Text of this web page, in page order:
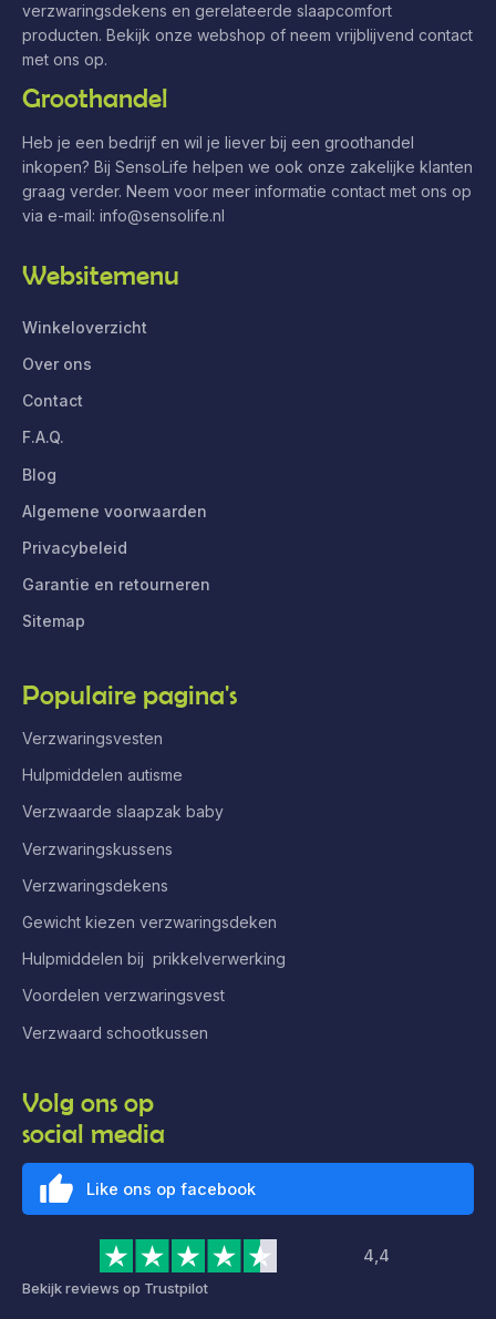
verzwaringsdekens en gerelateerde slaapcomfort
producten. Bekijk onze webshop of neem vrijblijvend contact
met ons op.
Groothandel
Heb je een bedrijf en wil je liever bij een groothandel
inkopen? Bij SensoLife helpen we ook onze zakelijke klanten
graag verder. Neem voor meer informatie contact met ons op
via e-mail: info@sensolife.nl
Websitemenu
Winkeloverzicht
Over ons
Contact
F.A.Q.
Blog
Algemene voorwaarden
Privacybeleid
Garantie en retourneren
Sitemap
Populaire pagina's
Verzwaringsvesten
Hulpmiddelen autisme
Verzwaarde slaapzak baby
Verzwaringskussens
Verzwaringsdekens
Gewicht kiezen verzwaringsdeken
Hulpmiddelen bij prikkelverwerking
Voordelen verzwaringsvest
Verzwaard schootkussen
Volg ons op
social media
Like ons op facebook
4,4
Bekijk reviews op Trustpilot